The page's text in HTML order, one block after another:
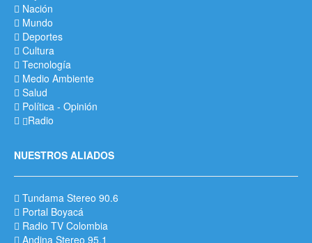
Nación
Mundo
Deportes
Cultura
Tecnología
Medio Ambiente
Salud
Política - Opinión
Radio
NUESTROS ALIADOS
Tundama Stereo 90.6
Portal Boyacá
Radio TV Colombia
Andina Stereo 95.1